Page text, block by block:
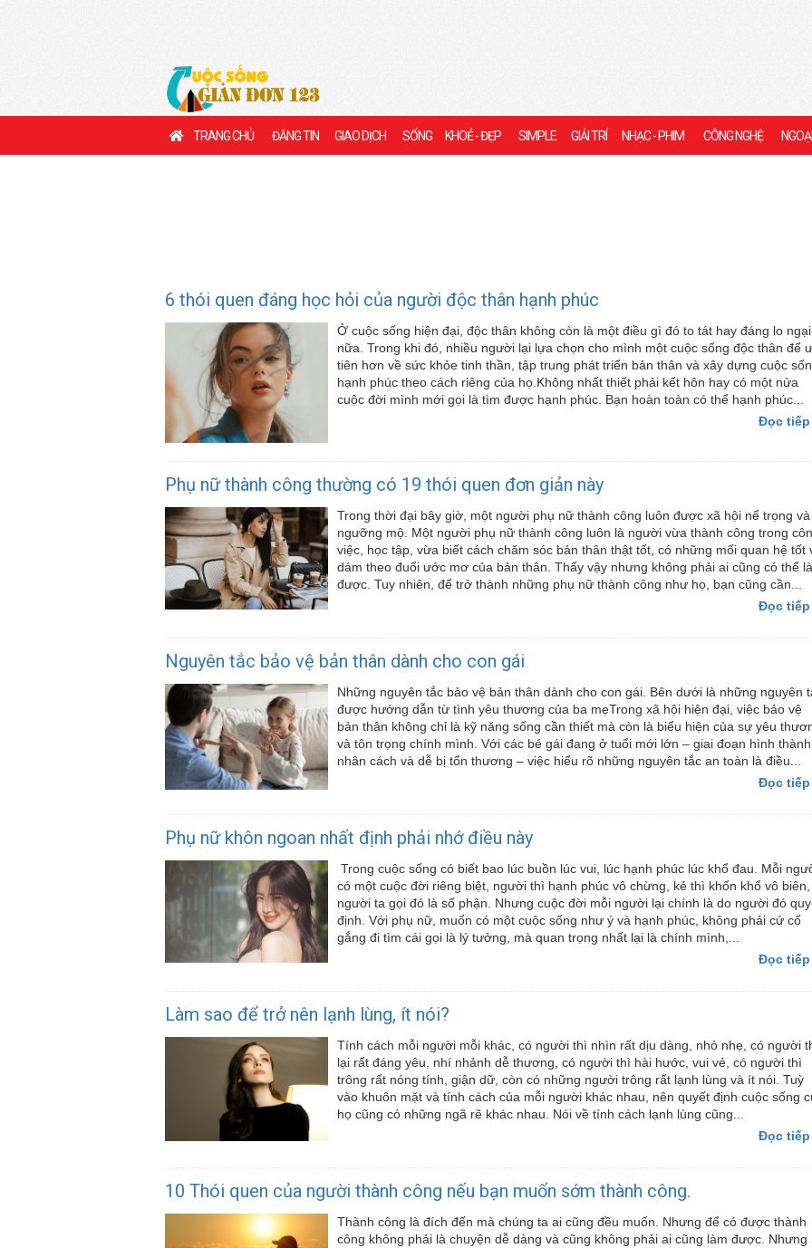
TRANG CHỦ ĐĂNG TIN GIAO DỊCH SỐNG KHOẺ - ĐẸP SIMPLE GIẢI TRÍ NHẠC - PHIM CÔNG NGHỆ
6 thói quen đáng học hỏi của người độc thân hạnh phúc
Ở cuộc sống hiện đại, độc thân không còn là một điều gì đó to tát hay đáng lo ngại
nữa. Trong khi đó, nhiều người lại lựa chọn cho mình một cuộc sống độc thân để
tiên hơn về sức khỏe tinh thần, tập trung phát triển bản thân và xây dựng cuộc
hạnh phúc theo cách riêng của họ.Không nhất thiết phải kết hôn hay có một nửa
cuộc đời mình mới gọi là tìm được hạnh phúc. Bạn hoàn toàn có thể hạnh phúc...
Đọc tiếp
Phụ nữ thành công thường có 19 thói quen đơn giản này
Trong thời đại bây giờ, một người phụ nữ thành công luôn được xã hội nể trọng và
ngưỡng mộ. Một người phụ nữ thành công luôn là người vừa thành công trong
việc, học tập, vừa biết cách chăm sóc bản thân thật tốt, có những mối quan hệ tốt
dám theo đuổi ước mơ của bản thân. Thấy vậy nhưng không phải ai cũng có thể
được. Tuy nhiên, để trở thành những phụ nữ thành công như họ, bạn cũng cần...
Đọc tiếp
Nguyên tắc bảo vệ bản thân dành cho con gái
Những nguyên tắc bảo vệ bản thân dành cho con gái. Bên dưới là những nguyên
được hướng dẫn từ tình yêu thương của ba mẹTrong xã hội hiện đại, việc bảo vệ
bản thân không chỉ là kỹ năng sống cần thiết mà còn là biểu hiện của sự yêu
và tôn trọng chính mình. Với các bé gái đang ở tuổi mới lớn – giai đoạn hình thành
nhân cách và dễ bị tổn thương – việc hiểu rõ những nguyên tắc an toàn là điều...
Đọc tiếp
Phụ nữ khôn ngoan nhất định phải nhớ điều này
Trong cuộc sống có biết bao lúc buồn lúc vui, lúc hạnh phúc lúc khổ đau. Mỗi
có một cuộc đời riêng biệt, người thì hạnh phúc vô chừng, kẻ thì khốn khổ vô biên,
người ta gọi đó là số phận. Nhưng cuộc đời mỗi người lại chính là do người đó
định. Với phụ nữ, muốn có một cuộc sống như ý và hạnh phúc, không phải cứ cố
gắng đi tìm cái gọi là lý tưởng, mà quan trọng nhất lại là chính mình,...
Đọc tiếp
Làm sao để trở nên lạnh lùng, ít nói?
Tính cách mỗi người mỗi khác, có người thì nhìn rất dịu dàng, nhỏ nhẹ, có người
lại rất đáng yêu, nhí nhảnh dễ thương, có người thì hài hước, vui vẻ, có người thì
trông rất nóng tính, giận dữ, còn có những người trông rất lạnh lùng và ít nói. Tuỳ
vào khuôn mặt và tính cách của mỗi người khác nhau, nên quyết định cuộc sống
họ cũng có những ngã rẽ khác nhau. Nói về tính cách lạnh lùng cũng...
Đọc tiếp
10 Thói quen của người thành công nếu bạn muốn sớm thành công.
Thành công là đích đến mà chúng ta ai cũng đều muốn. Nhưng để có được thành
công không phải là chuyện dễ dàng và cũng không phải ai cũng làm được. Nhưng